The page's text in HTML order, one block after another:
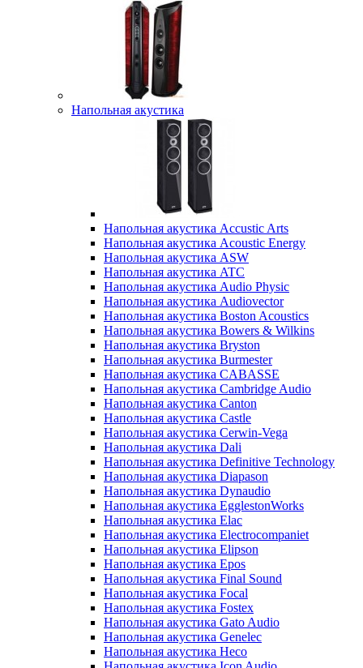
Напольная акустика
Напольная акустика Accustic Arts
Напольная акустика Acoustic Energy
Напольная акустика ASW
Напольная акустика ATC
Напольная акустика Audio Physic
Напольная акустика Audiovector
Напольная акустика Boston Acoustics
Напольная акустика Bowers & Wilkins
Напольная акустика Bryston
Напольная акустика Burmester
Напольная акустика CABASSE
Напольная акустика Cambridge Audio
Напольная акустика Canton
Напольная акустика Castle
Напольная акустика Cerwin-Vega
Напольная акустика Dali
Напольная акустика Definitive Technology
Напольная акустика Diapason
Напольная акустика Dynaudio
Напольная акустика EgglestonWorks
Напольная акустика Elac
Напольная акустика Electrocompaniet
Напольная акустика Elipson
Напольная акустика Epos
Напольная акустика Final Sound
Напольная акустика Focal
Напольная акустика Fostex
Напольная акустика Gato Audio
Напольная акустика Genelec
Напольная акустика Heco